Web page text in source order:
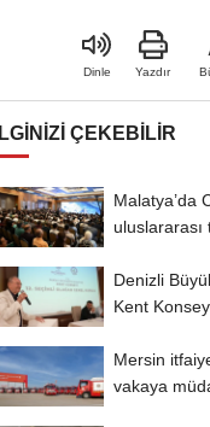
Dinle Yazdır
İLGINIZI ÇEKEBILIR
Malatya’da
uluslararası
Denizli
Kent
Mersin
vakaya